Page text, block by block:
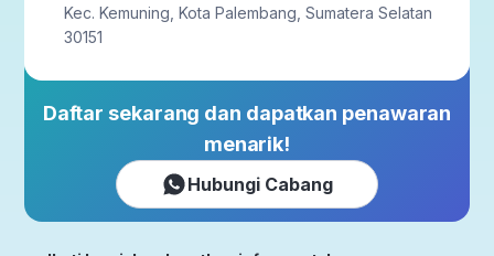
Kec. Kemuning, Kota Palembang, Sumatera Selatan
30151
Daftar sekarang dan dapatkan penawaran
menarik!
Hubungi Cabang